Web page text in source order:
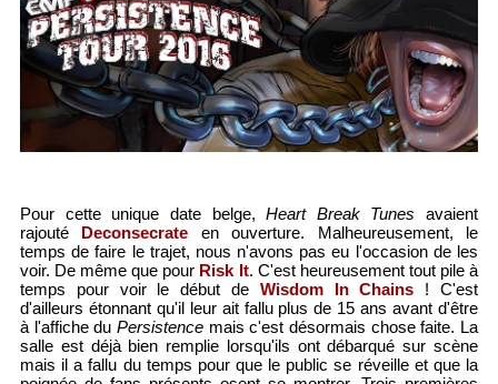
Pour cette unique date belge,Heart Break Tunes avaient
rajouté Deconsecrate en ouverture. Malheureusement, le
temps de faire le trajet, nous n'avons pas eu l'occasion de les
voir. De même que pour Risk It. C'est heureusement tout pile à
temps pour voir le début de Wisdom In Chains ! C'est
d'ailleurs étonnant qu'il leur ait fallu plus de 15 ans avant d'être
à l'affiche du Persistencemais c'est désormais chose faite. La
salle est déjà bien remplie lorsqu'ils ont débarqué sur scène
mais il a fallu du temps pour que le public se réveille et que la